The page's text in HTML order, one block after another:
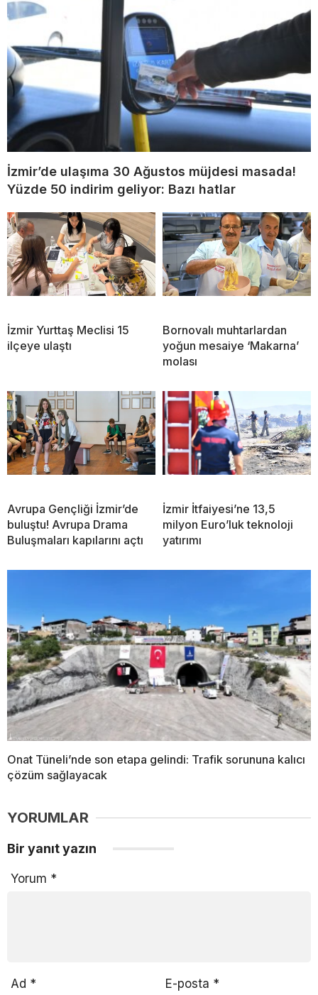
İzmir’de ulaşıma 30 Ağustos müjdesi masada!
Yüzde 50 indirim geliyor: Bazı hatlar
İzmir Yurttaş Meclisi 15
ilçeye ulaştı
Bornovalı muhtarlardan
yoğun mesaiye ‘Makarna’
molası
Avrupa Gençliği İzmir’de
buluştu! Avrupa Drama
Buluşmaları kapılarını açtı
İzmir İtfaiyesi’ne 13,5
milyon Euro’luk teknoloji
yatırımı
Onat Tüneli’nde son etapa gelindi: Trafik sorununa kalıcı
çözüm sağlayacak
YORUMLAR
Bir yanıt yazın
Yorum *
Ad * E-posta *